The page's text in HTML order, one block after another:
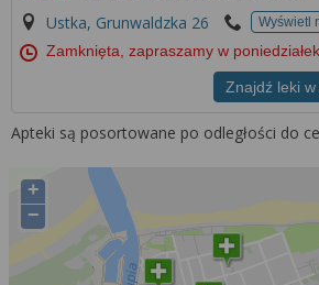
Ustka, Grunwaldzka 26 Wyświetl
Zamknięta, zapraszamy w poniedziałek
Znajdź leki
Apteki są posortowane po odległości do
+
−